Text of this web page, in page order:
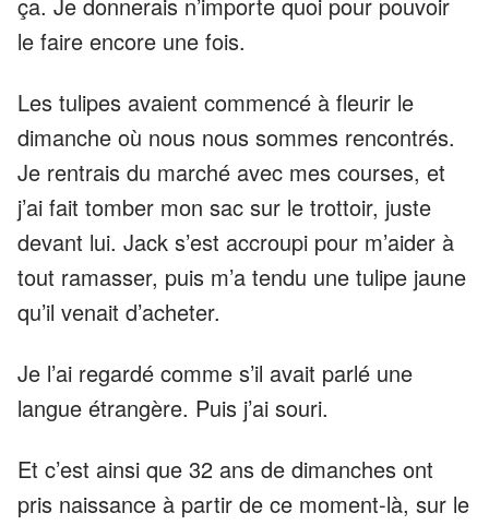
ça. Je donnerais n’importe quoi pour pouvoir
le faire encore une fois.
Les tulipes avaient commencé à fleurir le
dimanche où nous nous sommes rencontrés.
Je rentrais du marché avec mes courses, et
j’ai fait tomber mon sac sur le trottoir, juste
devant lui. Jack s’est accroupi pour m’aider à
tout ramasser, puis m’a tendu une tulipe jaune
qu’il venait d’acheter.
Je l’ai regardé comme s’il avait parlé une
langue étrangère. Puis j’ai souri.
Et c’est ainsi que 32 ans de dimanches ont
pris naissance à partir de ce moment-là, sur le